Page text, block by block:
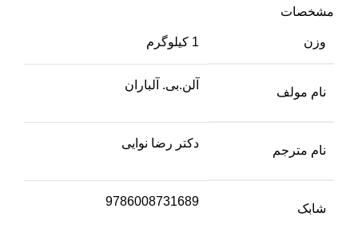
مشخصات
وزن 1 کیلوگرم
نام مولف
آلن.بی. آلباران
نام مترجم
دکتر رضا نوایی
شابک
9786008731689